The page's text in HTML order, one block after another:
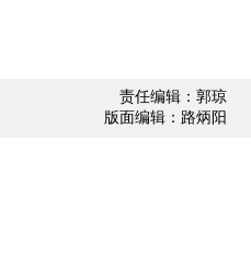
责任编辑：郭琼
版面编辑：路炳阳